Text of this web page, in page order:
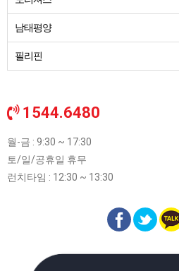
남태평양
필리핀
1544.6480
월-금 : 9:30 ~ 17:30
토/일/공휴일 휴무
런치타임 : 12:30 ~ 13:30